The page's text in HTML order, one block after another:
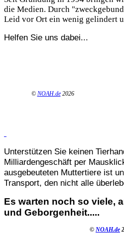
die Medien. Durch
Leid vor Ort ein wenig gelindert
Helfen Sie uns dabei...
© NOAH.de 2026
Unterstützen Sie keinen
Milliardengeschäft per
ausgebeuteten Muttertiere ist
Transport, den nicht alle
Es warten noch so viele,
und Geborgenheit.....
© NOAH.de